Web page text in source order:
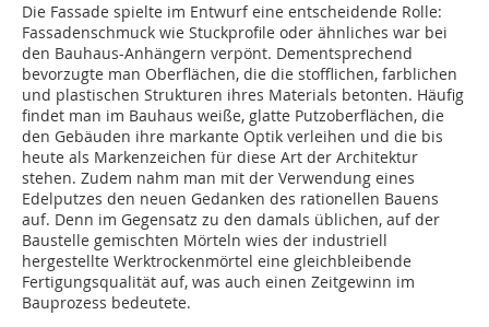
Die Fassade spielte im Entwurf eine entscheidende Rolle:
Fassadenschmuck wie Stuckprofile oder ähnliches war bei
den Bauhaus-Anhängern verpönt. Dementsprechend
bevorzugte man Oberflächen, die die stofflichen, farblichen
und plastischen Strukturen ihres Materials betonten. Häufig
findet man im Bauhaus weiße, glatte Putzoberflächen, die
den Gebäuden ihre markante Optik verleihen und die bis
heute als Markenzeichen für diese Art der Architektur
stehen. Zudem nahm man mit der Verwendung eines
Edelputzes den neuen Gedanken des rationellen Bauens
auf. Denn im Gegensatz zu den damals üblichen, auf der
Baustelle gemischten Mörteln wies der industriell
hergestellte Werktrockenmörtel eine gleichbleibende
Fertigungsqualität auf, was auch einen Zeitgewinn im
Bauprozess bedeutete.